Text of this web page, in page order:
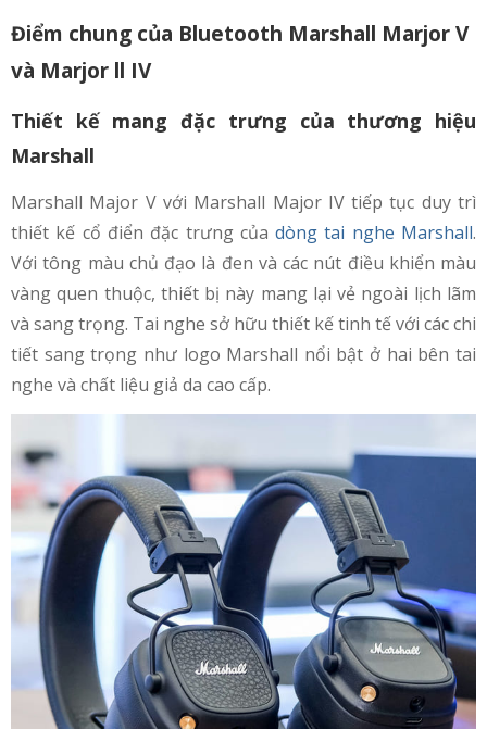
Điểm chung của Bluetooth Marshall Marjor V
và Marjor ll IV
Thiết kế mang đặc trưng của thương hiệu
Marshall
Marshall Major V với Marshall Major IV tiếp tục duy trì
thiết kế cổ điển đặc trưng củadòng tai nghe Marshall.
Với tông màu chủ đạo là đen và các nút điều khiển màu
vàng quen thuộc, thiết bị này mang lại vẻ ngoài lịch lãm
và sang trọng. Tai nghe sở hữu thiết kế tinh tế với các chi
tiết sang trọng như logo Marshall nổi bật ở hai bên tai
nghe và chất liệu giả da cao cấp.